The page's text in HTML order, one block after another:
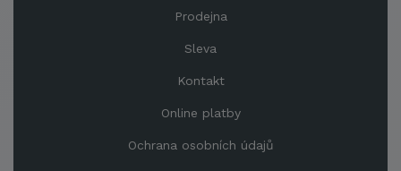
Prodejna
Sleva
Kontakt
Online platby
Ochrana osobních údajů